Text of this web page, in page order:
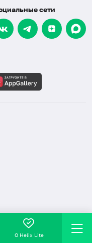
сети
О Helix Lite